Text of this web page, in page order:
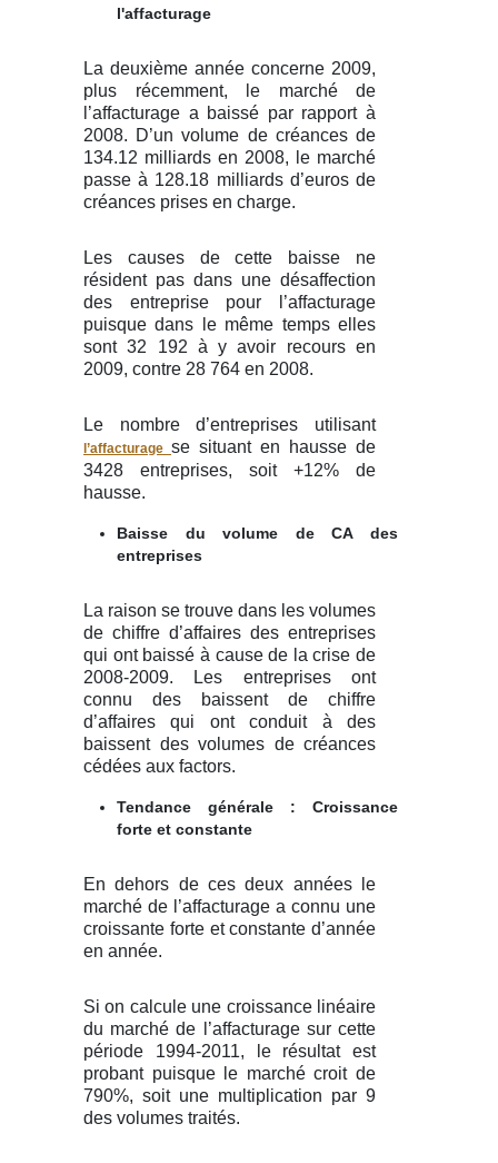
l'affacturage
La deuxième année concerne 2009,
plus récemment, le marché de
l’affacturage a baissé par rapport à
2008. D’un volume de créances de
134.12 milliards en 2008, le marché
passe à 128.18 milliards d’euros de
créances prises en charge.
Les causes de cette baisse ne
résident pas dans une désaffection
des entreprise pour l’affacturage
puisque dans le même temps elles
sont 32 192 à y avoir recours en
2009, contre 28 764 en 2008.
Le nombre d’entreprises utilisant
l’affacturage se situant en hausse de
3428 entreprises, soit +12% de
hausse.
Baisse du volume de CA des
entreprises
La raison se trouve dans les volumes
de chiffre d’affaires des entreprises
qui ont baissé à cause de la crise de
2008-2009. Les entreprises ont
connu des baissent de chiffre
d’affaires qui ont conduit à des
baissent des volumes de créances
cédées aux factors.
Tendance générale : Croissance
forte et constante
En dehors de ces deux années le
marché de l’affacturage a connu une
croissante forte et constante d’année
en année.
Si on calcule une croissance linéaire
du marché de l’affacturage sur cette
période 1994-2011, le résultat est
probant puisque le marché croit de
790%, soit une multiplication par 9
des volumes traités.